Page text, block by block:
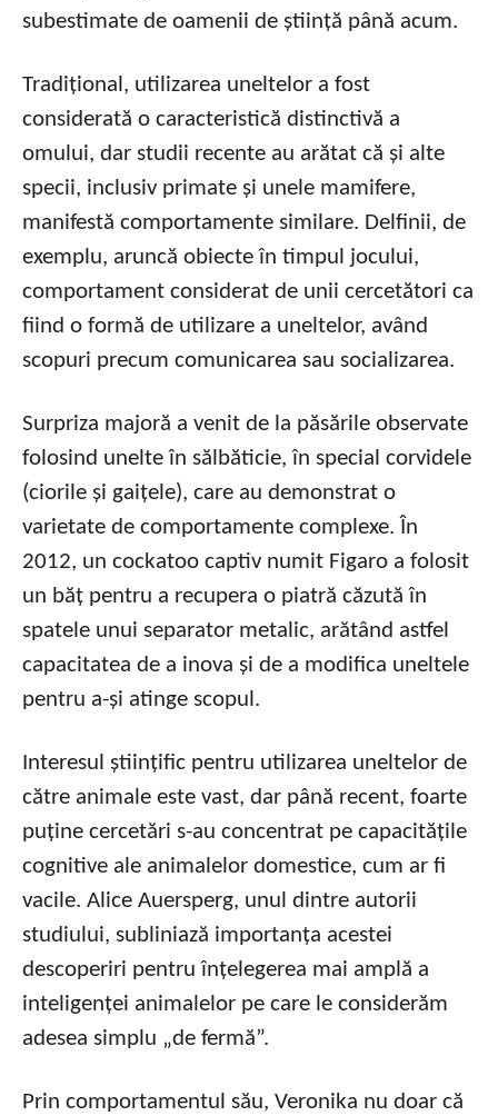
subestimate de oamenii de știință până acum.
Tradițional, utilizarea uneltelor a fost
considerată o caracteristică distinctivă a
omului, dar studii recente au arătat că și alte
specii, inclusiv primate și unele mamifere,
manifestă comportamente similare. Delfinii, de
exemplu, aruncă obiecte în timpul jocului,
comportament considerat de unii cercetători ca
fiind o formă de utilizare a uneltelor, având
scopuri precum comunicarea sau socializarea.
Surpriza majoră a venit de la păsările observate
folosind unelte în sălbăticie, în special corvidele
(ciorile și gaițele), care au demonstrat o
varietate de comportamente complexe. În
2012, un cockatoo captiv numit Figaro a folosit
un băț pentru a recupera o piatră căzută în
spatele unui separator metalic, arătând astfel
capacitatea de a inova și de a modifica uneltele
pentru a-și atinge scopul.
Interesul științific pentru utilizarea uneltelor de
către animale este vast, dar până recent, foarte
puține cercetări s-au concentrat pe capacitățile
cognitive ale animalelor domestice, cum ar fi
vacile. Alice Auersperg, unul dintre autorii
studiului, subliniază importanța acestei
descoperiri pentru înțelegerea mai amplă a
inteligenței animalelor pe care le considerăm
adesea simplu „de fermă”.
Prin comportamentul său, Veronika nu doar că